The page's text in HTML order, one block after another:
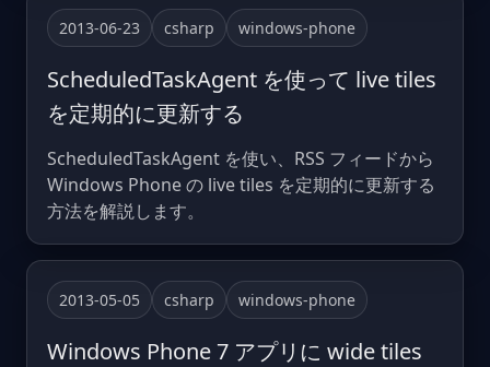
2013-06-23 csharp windows-phone
ScheduledTaskAgent を使って live tiles
を定期的に更新する
ScheduledTaskAgent を使い、RSS フィードから
Windows Phone の live tiles を定期的に更新する
方法を解説します。
2013-05-05 csharp windows-phone
Windows Phone 7 アプリに wide tiles